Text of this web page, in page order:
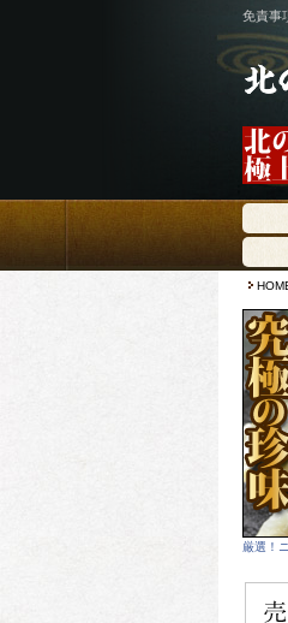
免責事
厳選！